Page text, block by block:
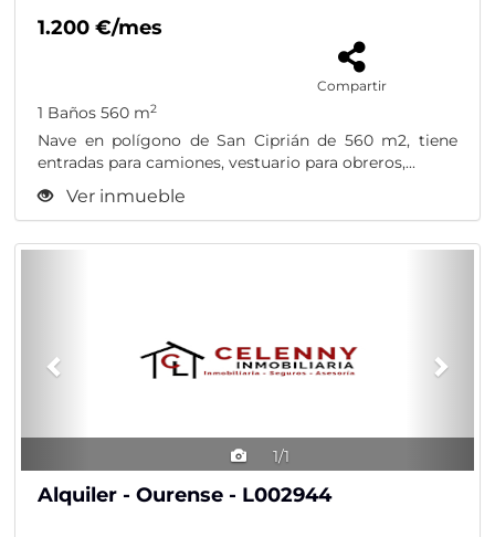
1.200 €/mes
Compartir
1 Baños 560 m2
Nave en polígono de San Ciprián de 560 m2, tiene
entradas para camiones, vestuario para obreros,...
Ver inmueble
1/1
Alquiler - Ourense - L002944